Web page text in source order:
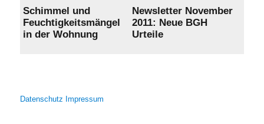
Previous
post:
Schimmel und
Feuchtigkeitsmängel
in der Wohnung
Next
post:
Newsletter November
2011: Neue BGH
Urteile
Datenschutz Impressum